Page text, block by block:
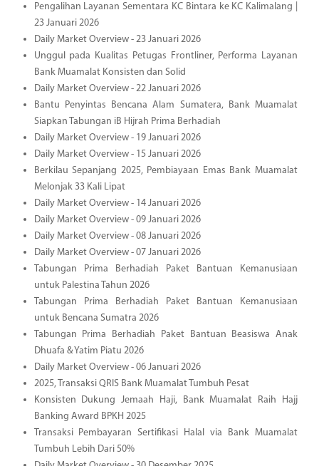
Pengalihan Layanan Sementara KC Bintara ke KC Kalimalang |
23 Januari 2026
Daily Market Overview - 23 Januari 2026
Unggul pada Kualitas Petugas Frontliner, Performa Layanan
Bank Muamalat Konsisten dan Solid
Daily Market Overview - 22 Januari 2026
Bantu Penyintas Bencana Alam Sumatera, Bank Muamalat
Siapkan Tabungan iB Hijrah Prima Berhadiah
Daily Market Overview - 19 Januari 2026
Daily Market Overview - 15 Januari 2026
Berkilau Sepanjang 2025, Pembiayaan Emas Bank Muamalat
Melonjak 33 Kali Lipat
Daily Market Overview - 14 Januari 2026
Daily Market Overview - 09 Januari 2026
Daily Market Overview - 08 Januari 2026
Daily Market Overview - 07 Januari 2026
Tabungan Prima Berhadiah Paket Bantuan Kemanusiaan
untuk Palestina Tahun 2026
Tabungan Prima Berhadiah Paket Bantuan Kemanusiaan
untuk Bencana Sumatra 2026
Tabungan Prima Berhadiah Paket Bantuan Beasiswa Anak
Dhuafa & Yatim Piatu 2026
Daily Market Overview - 06 Januari 2026
2025, Transaksi QRIS Bank Muamalat Tumbuh Pesat
Konsisten Dukung Jemaah Haji, Bank Muamalat Raih Hajj
Banking Award BPKH 2025
Transaksi Pembayaran Sertifikasi Halal via Bank Muamalat
Tumbuh Lebih Dari 50%